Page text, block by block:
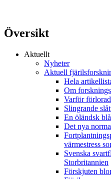
Översikt
Aktuellt
Nyheter
Aktuell
Hela
Om
Varför
Slingrande
En öländsk
Det nya
värmestress
Svenska
Storbritannien
Förskjuten